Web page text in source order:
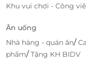
Khu vui chơi - Công
Ăn uống
Nhà hàng - quán ăn/
phẩm/Tặng KH BIDV